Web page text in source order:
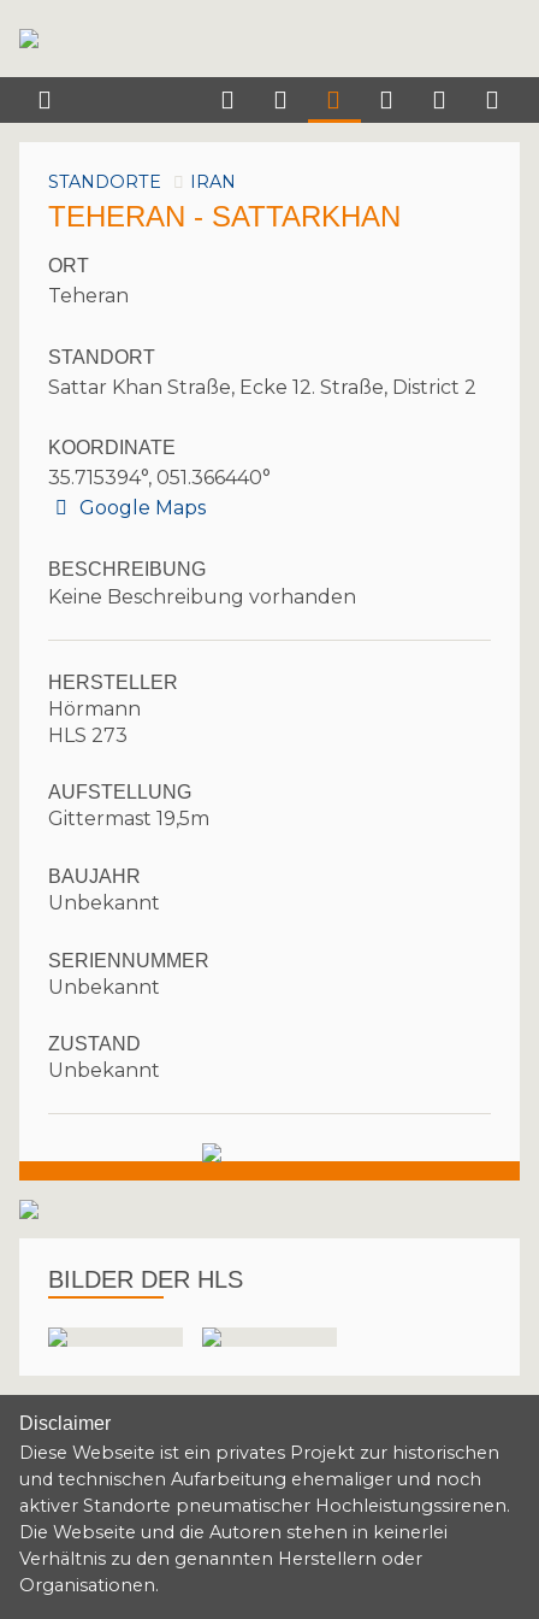
STANDORTE IRAN
TEHERAN - SATTARKHAN
ORT
Teheran
STANDORT
Sattar Khan Straße, Ecke 12. Straße, District 2
KOORDINATE
35.715394°, 051.366440°
Google Maps
BESCHREIBUNG
Keine Beschreibung vorhanden
HERSTELLER
Hörmann
HLS 273
AUFSTELLUNG
Gittermast 19,5m
BAUJAHR
Unbekannt
SERIENNUMMER
Unbekannt
ZUSTAND
Unbekannt
BILDER DER HLS
Disclaimer
Diese Webseite ist ein privates Projekt zur historischen
und technischen Aufarbeitung ehemaliger und noch
aktiver Standorte pneumatischer Hochleistungssirenen.
Die Webseite und die Autoren stehen in keinerlei
Verhältnis zu den genannten Herstellern oder
Organisationen.